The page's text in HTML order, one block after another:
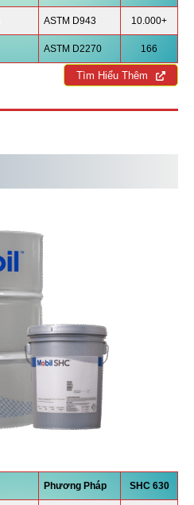
ASTM D943 10.000+
ASTM D2270 166
Tìm Hiểu Thêm
Phương Pháp SHC 630